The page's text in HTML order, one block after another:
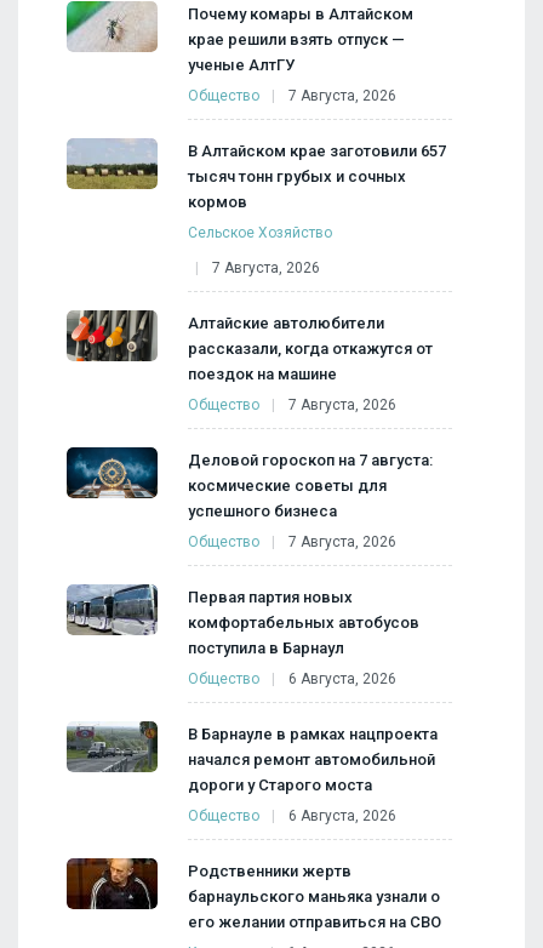
Почему комары в Алтайском
крае решили взять отпуск —
ученые АлтГУ
Общество 7 Августа, 2026
В Алтайском крае заготовили 657
тысяч тонн грубых и сочных
кормов
Сельское Хозяйство
7 Августа, 2026
Алтайские автолюбители
рассказали, когда откажутся от
поездок на машине
Общество 7 Августа, 2026
Деловой гороскоп на 7 августа:
космические советы для
успешного бизнеса
Общество 7 Августа, 2026
Первая партия новых
комфортабельных автобусов
поступила в Барнаул
Общество 6 Августа, 2026
В Барнауле в рамках нацпроекта
начался ремонт автомобильной
дороги у Старого моста
Общество 6 Августа, 2026
Родственники жертв
барнаульского маньяка узнали о
его желании отправиться на СВО